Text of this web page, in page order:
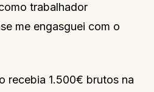
trabalhador
me engasguei com o
recebia 1.500€ brutos na